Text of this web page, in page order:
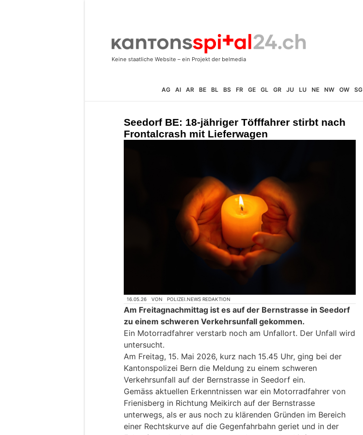
AG AI AR BE BL BS FR GE GL GR JU LU NE NW OW SG
Seedorf BE: 18-jähriger Töfffahrer stirbt nach
Frontalcrash mit Lieferwagen
16.05.26 VON POLIZEI.NEWS REDAKTION
Am Freitagnachmittag ist es auf der Bernstrasse in Seedorf
zu einem schweren Verkehrsunfall gekommen.
Ein Motorradfahrer verstarb noch am Unfallort. Der Unfall wird
untersucht.
Am Freitag, 15. Mai 2026, kurz nach 15.45 Uhr, ging bei der
Kantonspolizei Bern die Meldung zu einem schweren
Verkehrsunfall auf der Bernstrasse in Seedorf ein.
Gemäss aktuellen Erkenntnissen war ein Motorradfahrer von
Frienisberg in Richtung Meikirch auf der Bernstrasse
unterwegs, als er aus noch zu klärenden Gründen im Bereich
einer Rechtskurve auf die Gegenfahrbahn geriet und in der